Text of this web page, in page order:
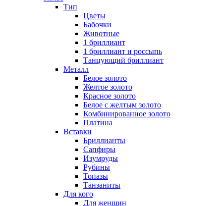
Тип
Цветы
Бабочки
Животные
1 бриллиант
1 бриллиант и россыпь
Танцующий бриллиант
Металл
Белое золото
Желтое золото
Красное золото
Белое с желтым золото
Комбинированное золото
Платина
Вставки
Бриллианты
Сапфиры
Изумруды
Рубины
Топазы
Танзаниты
Для кого
Для женщин